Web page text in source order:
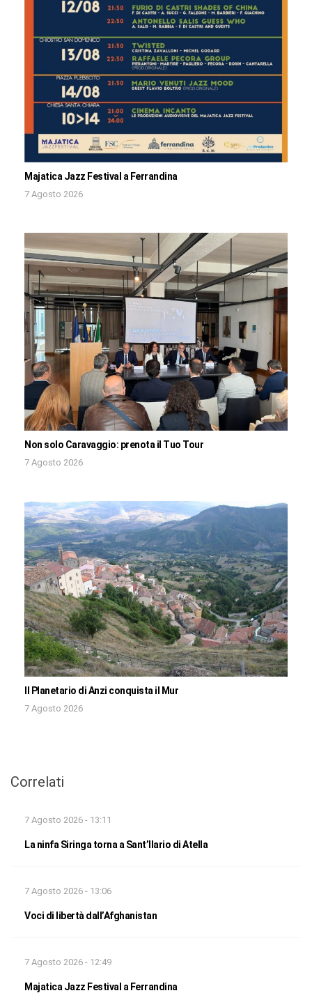
Majatica Jazz Festival a Ferrandina
7 Agosto 2026
Non solo Caravaggio: prenota il Tuo Tour
7 Agosto 2026
Il Planetario di Anzi conquista il Mur
7 Agosto 2026
Correlati
7 Agosto 2026 - 13:11
La ninfa Siringa torna a Sant’Ilario di Atella
7 Agosto 2026 - 13:06
Voci di libertà dall’Afghanistan
7 Agosto 2026 - 12:49
Majatica Jazz Festival a Ferrandina